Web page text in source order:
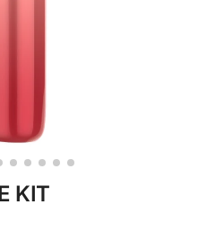
KIT